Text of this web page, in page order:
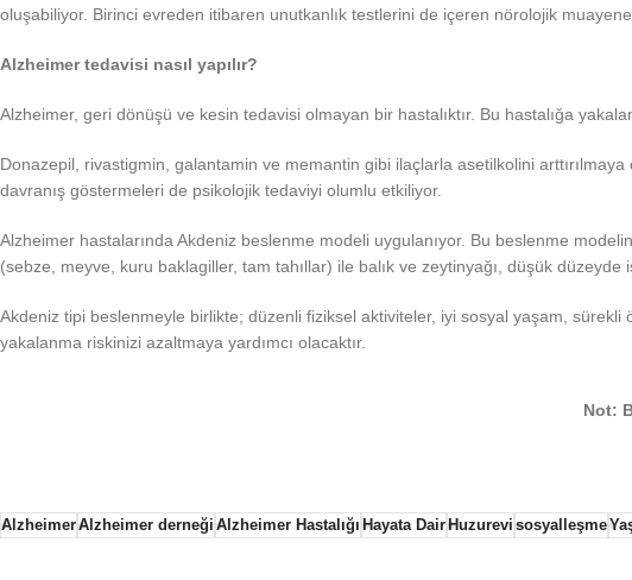
oluşabiliyor. Birinci evreden itibaren unutkanlık testlerini de içeren nörolojik muayene
Alzheimer tedavisi nasıl yapılır?
Alzheimer, geri dönüşü ve kesin tedavisi olmayan bir hastalıktır. Bu hastalığa
Donazepil, rivastigmin, galantamin ve memantin gibi ilaçlarla asetilkolini
davranış göstermeleri de psikolojik tedaviyi olumlu etkiliyor.
Alzheimer hastalarında Akdeniz beslenme modeli uygulanıyor. Bu beslenme
(sebze, meyve, kuru baklagiller, tam tahıllar) ile balık ve zeytinyağı, düşük düzeyde
Akdeniz tipi beslenmeyle birlikte; düzenli fiziksel aktiviteler, iyi sosyal yaşam,
yakalanma riskinizi azaltmaya yardımcı olacaktır.
Not:
AlzheimerAlzheimer derneği Alzheimer Hastalığı Hayata DairHuzurevi sosyalleşme